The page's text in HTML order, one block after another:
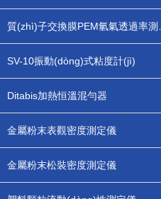
SV-10振動(dòng)式粘度計(jì)
Ditabis加熱恒溫混勻器
金屬粉末表觀密度測定儀
金屬粉末松裝密度測定儀